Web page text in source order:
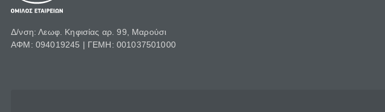
Δ/νση: Λεωφ. Κηφισίας αρ. 99, Μαρούσι
ΑΦΜ: 094019245 | ΓΕΜΗ: 001037501000